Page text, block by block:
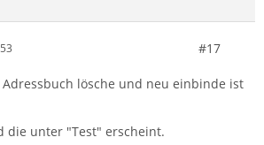
#17
lösche und neu einbinde ist
die unter "Test" erscheint.